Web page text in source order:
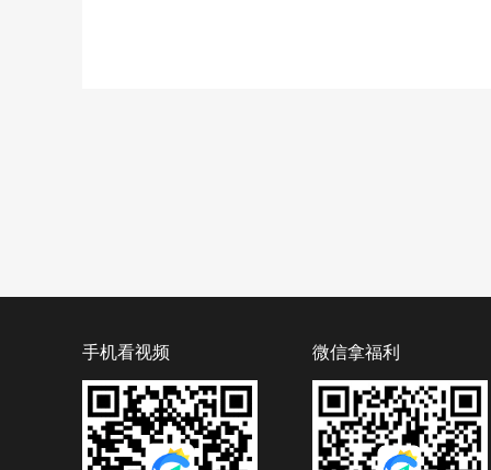
手机看视频 微信拿福利